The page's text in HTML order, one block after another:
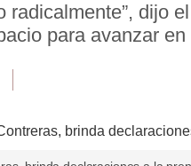
radicalmente”, dijo
para avanzar